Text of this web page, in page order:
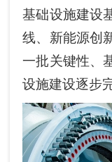
基础设施建设
线、新能源创
一批关键性、
设施建设逐步